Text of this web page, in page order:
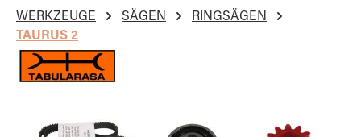
WERKZEUGE SÄGEN
RINGSÄGEN
TAURUS 2